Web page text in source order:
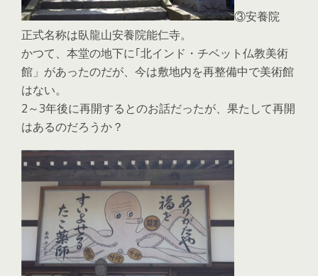
③安養院
正式名称は臥龍山安養院能仁寺。
かつて、本堂の地下に｢北インド・チベット仏教美術
館」があったのだが、今は敷地内を再整備中で美術館
はない。
2～3年後に再開するとのお話だったが、果たして再開
はあるのだろうか？